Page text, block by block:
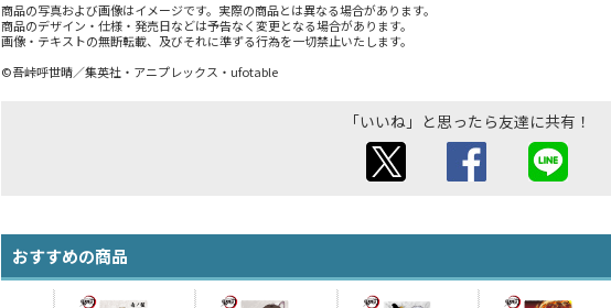
商品の写真および画像はイメージです。実際の商品とは異なる場合があります。
商品のデザイン・仕様・発売日などは予告なく変更となる場合があります。
画像・テキストの無断転載、及びそれに準ずる行為を一切禁止いたします。
©吾峠呼世晴／集英社・アニプレックス・ufotable
「いいね」と思ったら友達に共有！
おすすめの商品